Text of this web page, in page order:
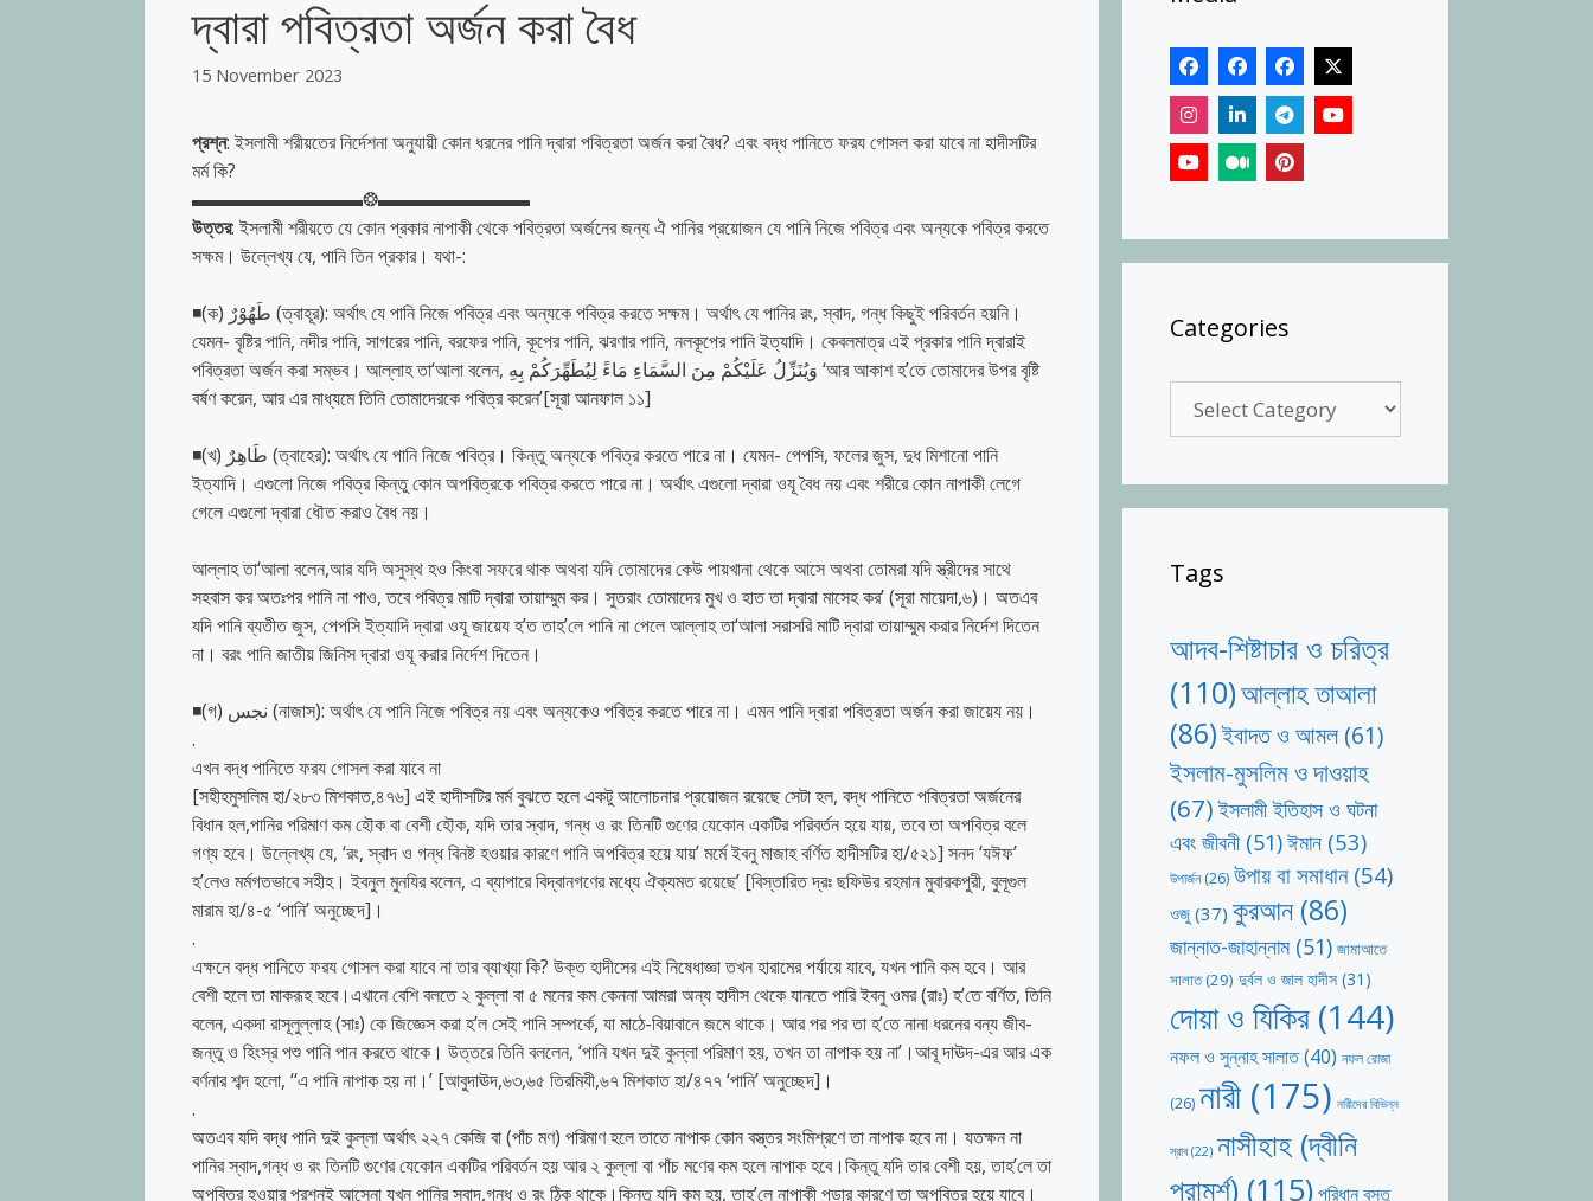
দ্বারা পবিত্রতা অর্জন করা বৈধ
15 November 2023
প্রশ্ন: ইসলামী শরীয়তের নির্দেশনা অনুযায়ী কোন ধরনের পানি দ্বারা পবিত্রতা অর্জন করা বৈধ? এবং বদ্ধ পানিতে ফরয গোসল করা যাবে না হাদীসটির
মর্ম কি?
▬▬▬▬▬▬▬▬▬❂▬▬▬▬▬▬▬▬
উত্তর: ইসলামী শরীয়তে যে কোন প্রকার নাপাকী থেকে পবিত্রতা অর্জনের জন্য ঐ পানির প্রয়োজন যে পানি নিজে পবিত্র এবং অন্যকে পবিত্র করতে
সক্ষম। উল্লেখ্য যে, পানি তিন প্রকার। যথা-:
◾(ক) طَهُوْرٌ (ত্বাহূর): অর্থাৎ যে পানি নিজে পবিত্র এবং অন্যকে পবিত্র করতে সক্ষম। অর্থাৎ যে পানির রং, স্বাদ, গন্ধ কিছুই পরিবর্তন হয়নি।
যেমন- বৃষ্টির পানি, নদীর পানি, সাগরের পানি, বরফের পানি, কূপের পানি, ঝরণার পানি, নলকূপের পানি ইত্যাদি। কেবলমাত্র এই প্রকার পানি দ্বারাই
পবিত্রতা অর্জন করা সম্ভব। আল্লাহ তা‘আলা বলেন, وَيُنَزِّلُ عَلَيْكُمْ مِنَ السَّمَاءِ مَاءً لِيُطَهِّرَكُمْ بِهِ ‘আর আকাশ হ’তে তোমাদের উপর বৃষ্টি
বর্ষণ করেন, আর এর মাধ্যমে তিনি তোমাদেরকে পবিত্র করেন’[সূরা আনফাল ১১]
◾(খ) طَاهِرٌ (ত্বাহের): অর্থাৎ যে পানি নিজে পবিত্র। কিন্তু অন্যকে পবিত্র করতে পারে না। যেমন- পেপসি, ফলের জুস, দুধ মিশানো পানি
ইত্যাদি। এগুলো নিজে পবিত্র কিন্তু কোন অপবিত্রকে পবিত্র করতে পারে না। অর্থাৎ এগুলো দ্বারা ওযূ বৈধ নয় এবং শরীরে কোন নাপাকী লেগে
গেলে এগুলো দ্বারা ধৌত করাও বৈধ নয়।
আল্লাহ তা‘আলা বলেন,আর যদি অসুস্থ হও কিংবা সফরে থাক অথবা যদি তোমাদের কেউ পায়খানা থেকে আসে অথবা তোমরা যদি স্ত্রীদের সাথে
সহবাস কর অতঃপর পানি না পাও, তবে পবিত্র মাটি দ্বারা তায়াম্মুম কর। সুতরাং তোমাদের মুখ ও হাত তা দ্বারা মাসেহ কর’ (সূরা মায়েদা,৬)। অতএব
যদি পানি ব্যতীত জুস, পেপসি ইত্যাদি দ্বারা ওযূ জায়েয হ’ত তাহ’লে পানি না পেলে আল্লাহ তা‘আলা সরাসরি মাটি দ্বারা তায়াম্মুম করার নির্দেশ দিতেন
না। বরং পানি জাতীয় জিনিস দ্বারা ওযূ করার নির্দেশ দিতেন।
◾(গ) نجس (নাজাস): অর্থাৎ যে পানি নিজে পবিত্র নয় এবং অন্যকেও পবিত্র করতে পারে না। এমন পানি দ্বারা পবিত্রতা অর্জন করা জায়েয নয়।
.
এখন বদ্ধ পানিতে ফরয গোসল করা যাবে না
[সহীহমুসলিম হা/২৮৩ মিশকাত,৪৭৬] এই হাদীসটির মর্ম বুঝতে হলে একটু আলোচনার প্রয়োজন রয়েছে সেটা হল, বদ্ধ পানিতে পবিত্রতা অর্জনের
বিধান হল,পানির পরিমাণ কম হৌক বা বেশী হৌক, যদি তার স্বাদ, গন্ধ ও রং তিনটি গুণের যেকোন একটির পরিবর্তন হয়ে যায়, তবে তা অপবিত্র বলে
গণ্য হবে। উল্লেখ্য যে, ‘রং, স্বাদ ও গন্ধ বিনষ্ট হওয়ার কারণে পানি অপবিত্র হয়ে যায়’ মর্মে ইবনু মাজাহ বর্ণিত হাদীসটির হা/৫২১] সনদ ‘যঈফ’
হ’লেও মর্মগতভাবে সহীহ। ইবনুল মুনযির বলেন, এ ব্যাপারে বিদ্বানগণের মধ্যে ঐক্যমত রয়েছে’ [বিস্তারিত দ্রঃ ছফিউর রহমান মুবারকপুরী, বুলূগুল
মারাম হা/৪-৫ ‘পানি’ অনুচ্ছেদ]।
.
এক্ষনে বদ্ধ পানিতে ফরয গোসল করা যাবে না তার ব্যাখ্যা কি? উক্ত হাদীসের এই নিষেধাজ্ঞা তখন হারামের পর্যায়ে যাবে, যখন পানি কম হবে। আর
বেশী হলে তা মাকরূহ হবে।এখানে বেশি বলতে ২ কুল্লা বা ৫ মনের কম কেননা আমরা অন্য হাদীস থেকে যানতে পারি ইবনু ওমর (রাঃ) হ’তে বর্ণিত, তিনি
বলেন, একদা রাসূলুল্লাহ (সাঃ) কে জিজ্ঞেস করা হ’ল সেই পানি সম্পর্কে, যা মাঠে-বিয়াবানে জমে থাকে। আর পর পর তা হ’তে নানা ধরনের বন্য জীব-
জন্তু ও হিংস্র পশু পানি পান করতে থাকে। উত্তরে তিনি বললেন, ‘পানি যখন দুই কুল্লা পরিমাণ হয়, তখন তা নাপাক হয় না’।আবূ দাঊদ-এর আর এক
বর্ণনার শব্দ হলো, ‘‘এ পানি নাপাক হয় না।’ [আবুদাঊদ,৬৩,৬৫ তিরমিযী,৬৭ মিশকাত হা/৪৭৭ ‘পানি’ অনুচ্ছেদ]।
.
অতএব যদি বদ্ধ পানি দুই কুল্লা অর্থাৎ ২২৭ কেজি বা (পাঁচ মণ) পরিমাণ হলে তাতে নাপাক কোন বস্ত্তর সংমিশ্রণে তা নাপাক হবে না। যতক্ষন না
পানির স্বাদ,গন্ধ ও রং তিনটি গুণের যেকোন একটির পরিবর্তন হয় আর ২ কুল্লা বা পাঁচ মণের কম হলে নাপাক হবে।কিন্তু যদি তার বেশী হয়, তাহ’লে তা
অপবিত্র হওয়ার প্রশ্নই আসেনা যখন পানির স্বাদ,গন্ধ ও রং ঠিক থাকে।কিন্তু যদি কম হয়, তাহ’লে নাপাকী পড়ার কারণে তা অপবিত্র হয়ে যাবে।
Categories
Tags
আদব-শিষ্টাচার ও চরিত্র
(110)আল্লাহ তাআলা
(86)ইবাদত ও আমল(61)
ইসলাম-মুসলিম ও দাওয়াহ
(67) ইসলামী ইতিহাস ও ঘটনা
এবং জীবনী(51)ঈমান (53)
উপার্জন(26) উপায় বা সমাধান(54)
ওজু (37) কুরআন(86)
জান্নাত-জাহান্নাম(51) জামাআতে
সালাত(29) দুর্বল ও জাল হাদীস (31)
দোয়া ও যিকির (144)
নফল ও সুন্নাহ সালাত(40) নফল রোজা
(26) নারী(175) নারীদের বিভিন্ন
স্রাব(22) নাসীহাহ (দ্বীনি
পরামর্শ) (115)পরিধান বস্তু